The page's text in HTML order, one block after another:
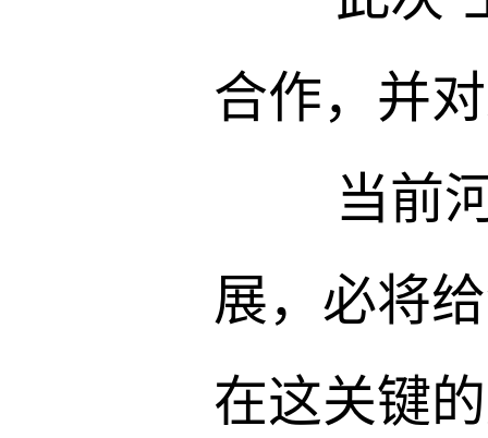
合作，并
当前河
展，必将
在这关键